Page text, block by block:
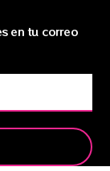
en tu correo